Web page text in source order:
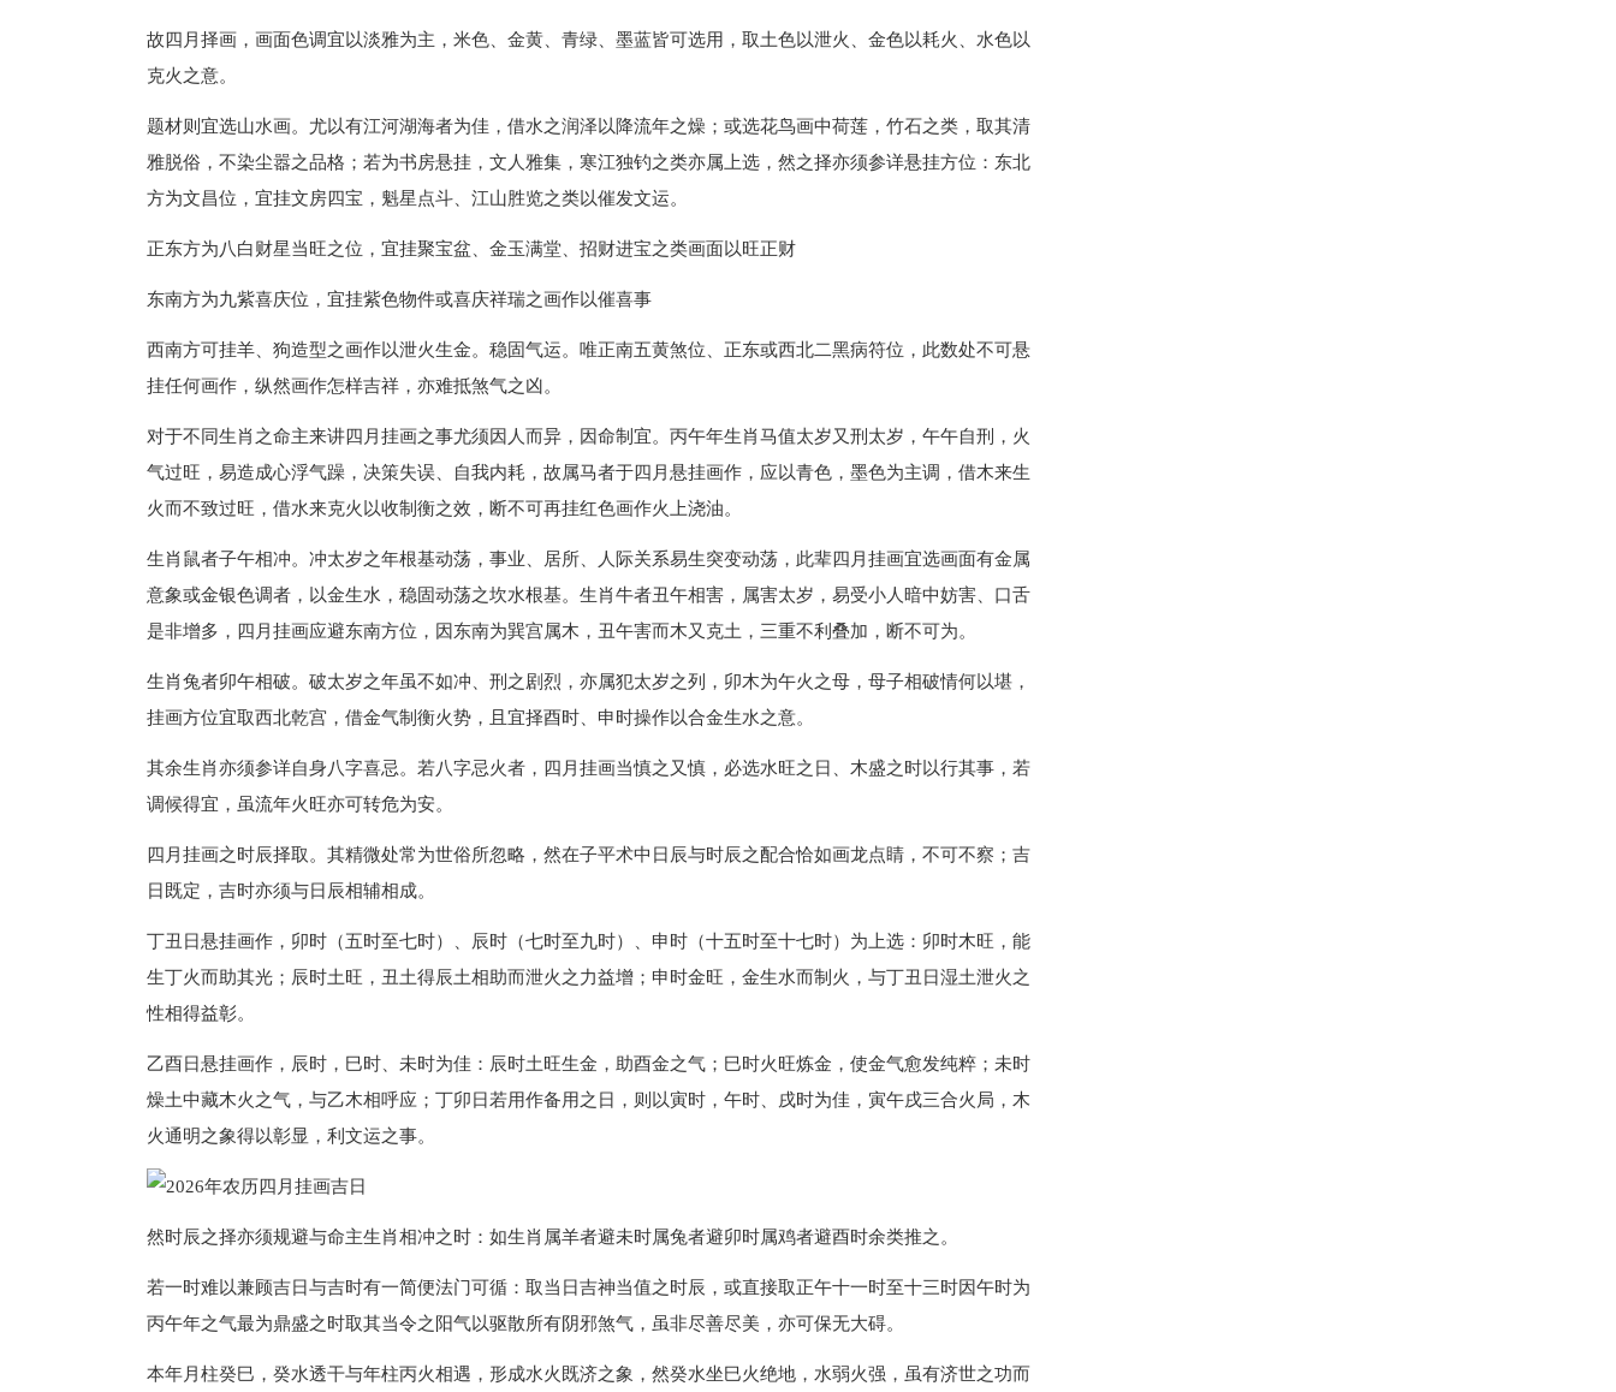
故四月择画，画面色调宜以淡雅为主，米色、金黄、青绿、墨蓝皆可选用，取土色以泄火、金色以耗火、水色以
克火之意。
题材则宜选山水画。尤以有江河湖海者为佳，借水之润泽以降流年之燥；或选花鸟画中荷莲，竹石之类，取其清
雅脱俗，不染尘嚣之品格；若为书房悬挂，文人雅集，寒江独钓之类亦属上选，然之择亦须参详悬挂方位：东北
方为文昌位，宜挂文房四宝，魁星点斗、江山胜览之类以催发文运。
正东方为八白财星当旺之位，宜挂聚宝盆、金玉满堂、招财进宝之类画面以旺正财
东南方为九紫喜庆位，宜挂紫色物件或喜庆祥瑞之画作以催喜事
西南方可挂羊、狗造型之画作以泄火生金。稳固气运。唯正南五黄煞位、正东或西北二黑病符位，此数处不可悬
挂任何画作，纵然画作怎样吉祥，亦难抵煞气之凶。
对于不同生肖之命主来讲四月挂画之事尤须因人而异，因命制宜。丙午年生肖马值太岁又刑太岁，午午自刑，火
气过旺，易造成心浮气躁，决策失误、自我内耗，故属马者于四月悬挂画作，应以青色，墨色为主调，借木来生
火而不致过旺，借水来克火以收制衡之效，断不可再挂红色画作火上浇油。
生肖鼠者子午相冲。冲太岁之年根基动荡，事业、居所、人际关系易生突变动荡，此辈四月挂画宜选画面有金属
意象或金银色调者，以金生水，稳固动荡之坎水根基。生肖牛者丑午相害，属害太岁，易受小人暗中妨害、口舌
是非增多，四月挂画应避东南方位，因东南为巽宫属木，丑午害而木又克土，三重不利叠加，断不可为。
生肖兔者卯午相破。破太岁之年虽不如冲、刑之剧烈，亦属犯太岁之列，卯木为午火之母，母子相破情何以堪，
挂画方位宜取西北乾宫，借金气制衡火势，且宜择酉时、申时操作以合金生水之意。
其余生肖亦须参详自身八字喜忌。若八字忌火者，四月挂画当慎之又慎，必选水旺之日、木盛之时以行其事，若
调候得宜，虽流年火旺亦可转危为安。
四月挂画之时辰择取。其精微处常为世俗所忽略，然在子平术中日辰与时辰之配合恰如画龙点睛，不可不察；吉
日既定，吉时亦须与日辰相辅相成。
丁丑日悬挂画作，卯时（五时至七时）、辰时（七时至九时）、申时（十五时至十七时）为上选：卯时木旺，能
生丁火而助其光；辰时土旺，丑土得辰土相助而泄火之力益增；申时金旺，金生水而制火，与丁丑日湿土泄火之
性相得益彰。
乙酉日悬挂画作，辰时，巳时、未时为佳：辰时土旺生金，助酉金之气；巳时火旺炼金，使金气愈发纯粹；未时
燥土中藏木火之气，与乙木相呼应；丁卯日若用作备用之日，则以寅时，午时、戌时为佳，寅午戌三合火局，木
火通明之象得以彰显，利文运之事。
然时辰之择亦须规避与命主生肖相冲之时：如生肖属羊者避未时属兔者避卯时属鸡者避酉时余类推之。
若一时难以兼顾吉日与吉时有一简便法门可循：取当日吉神当值之时辰，或直接取正午十一时至十三时因午时为
丙午年之气最为鼎盛之时取其当令之阳气以驱散所有阴邪煞气，虽非尽善尽美，亦可保无大碍。
本年月柱癸巳，癸水透干与年柱丙火相遇，形成水火既济之象，然癸水坐巳火绝地，水弱火强，虽有济世之功而